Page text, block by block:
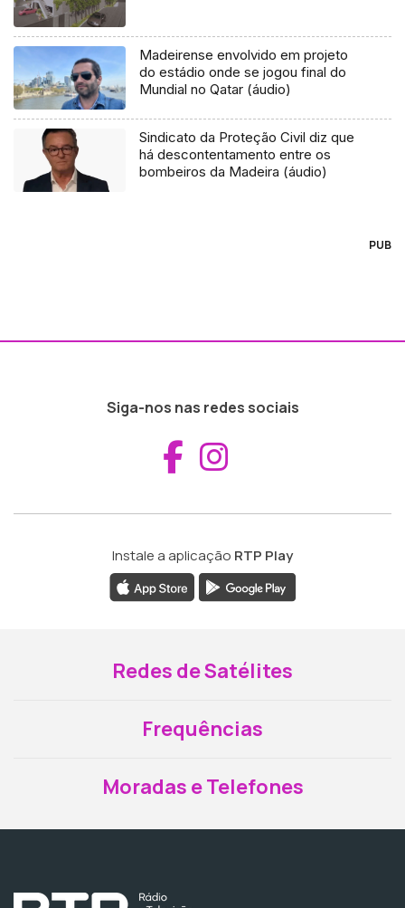
Madeirense envolvido em projeto
do estádio onde se jogou final do
Mundial no Qatar (áudio)
Sindicato da Proteção Civil diz que
há descontentamento entre os
bombeiros da Madeira (áudio)
PUB
Siga-nos nas redes sociais
Aceder ao
Instale a aplicação RTP Play
Redes de Satélites
Frequências
Moradas e Telefones